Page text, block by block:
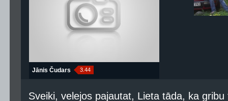
Jānis Čudars 3.44
Sveiki, velejos pajautat, Lieta tāda, ka